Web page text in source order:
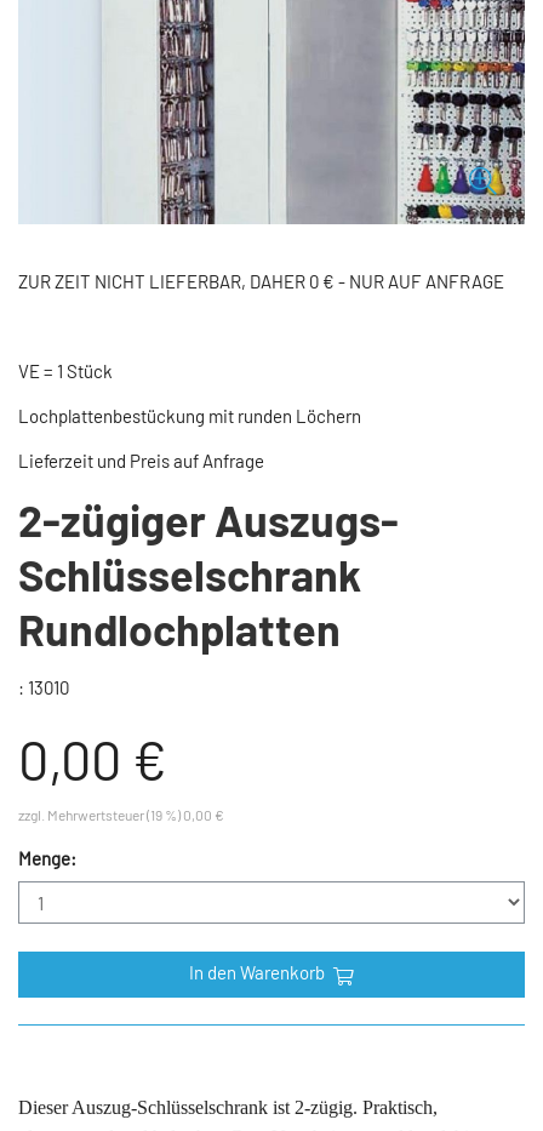
ZUR ZEIT NICHT LIEFERBAR, DAHER 0 € - NUR AUF ANFRAGE
VE = 1 Stück
Lochplattenbestückung mit runden Löchern
Lieferzeit und Preis auf Anfrage
2-zügiger Auszugs-
Schlüsselschrank
Rundlochplatten
: 13010
0,00 €
zzgl. Mehrwertsteuer (19 %) 0,00 €
Menge:
In den Warenkorb
Dieser Auszug-Schlüsselschrank ist 2-zügig. Praktisch,